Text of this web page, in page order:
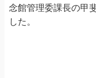
念館管理委課長の甲
した。